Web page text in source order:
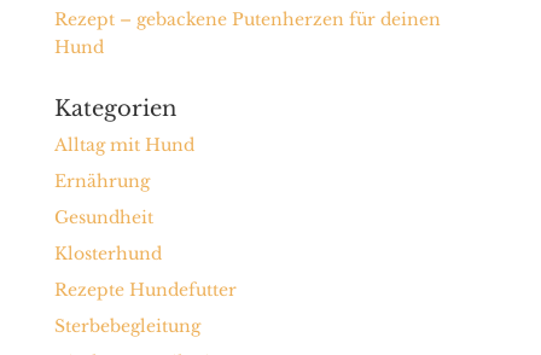
Rezept – gebackene Putenherzen für deinen
Hund
Kategorien
Alltag mit Hund
Ernährung
Gesundheit
Klosterhund
Rezepte Hundefutter
Sterbebegleitung